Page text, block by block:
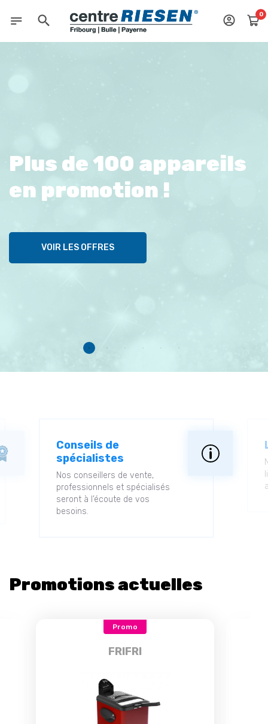
0
Plus de 100 appareils
en promotion !
VOIR LES OFFRES
Conseils de
spécialistes
Nos conseillers de vente,
professionnels et spécialisés
seront à l’écoute de vos
besoins.
Promotions actuelles
Promo
FRIFRI